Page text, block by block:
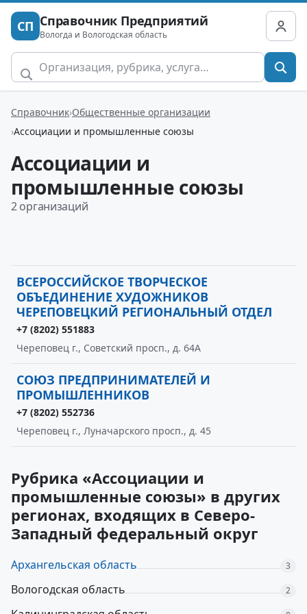
СП Справочник Предприятий
Вологда и Вологодская область
Справочник Общественные организации
Ассоциации и промышленные союзы
Ассоциации и
промышленные союзы
2 организаций
ВСЕРОССИЙСКОЕ ТВОРЧЕСКОЕ
ОБЪЕДИНЕНИЕ ХУДОЖНИКОВ
ЧЕРЕПОВЕЦКИЙ РЕГИОНАЛЬНЫЙ ОТДЕЛ
+7 (8202) 551883
Череповец г., Советский просп., д. 64А
СОЮЗ ПРЕДПРИНИМАТЕЛЕЙ И
ПРОМЫШЛЕННИКОВ
+7 (8202) 552736
Череповец г., Луначарского просп., д. 45
Рубрика «Ассоциации и
промышленные союзы» в других
регионах, входящих в Северо-
Западный федеральный округ
Архангельская область 3
Вологодская область 2